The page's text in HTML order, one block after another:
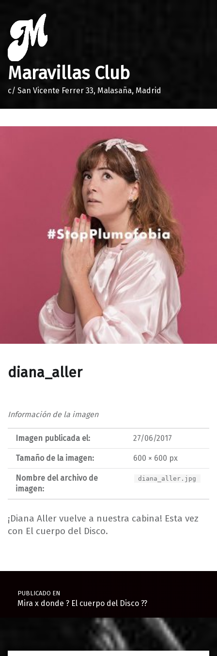
Maravillas Club
c/ San Vicente Ferrer 33, Malasaña, Madrid
diana_aller
Información de la imagen
Imagen publicada el: 27/06/2017
Tamaño de la imagen: 600 × 600 px
Nombre del archivo de
imagen:
diana_aller.jpg
¡Diana Aller vuelve a nuestra cabina! Esta vez
con El cuerpo del Disco.
Navegación de entradas
PUBLICADO EN
Mira x donde ? El cuerpo del Disco ?️‍?